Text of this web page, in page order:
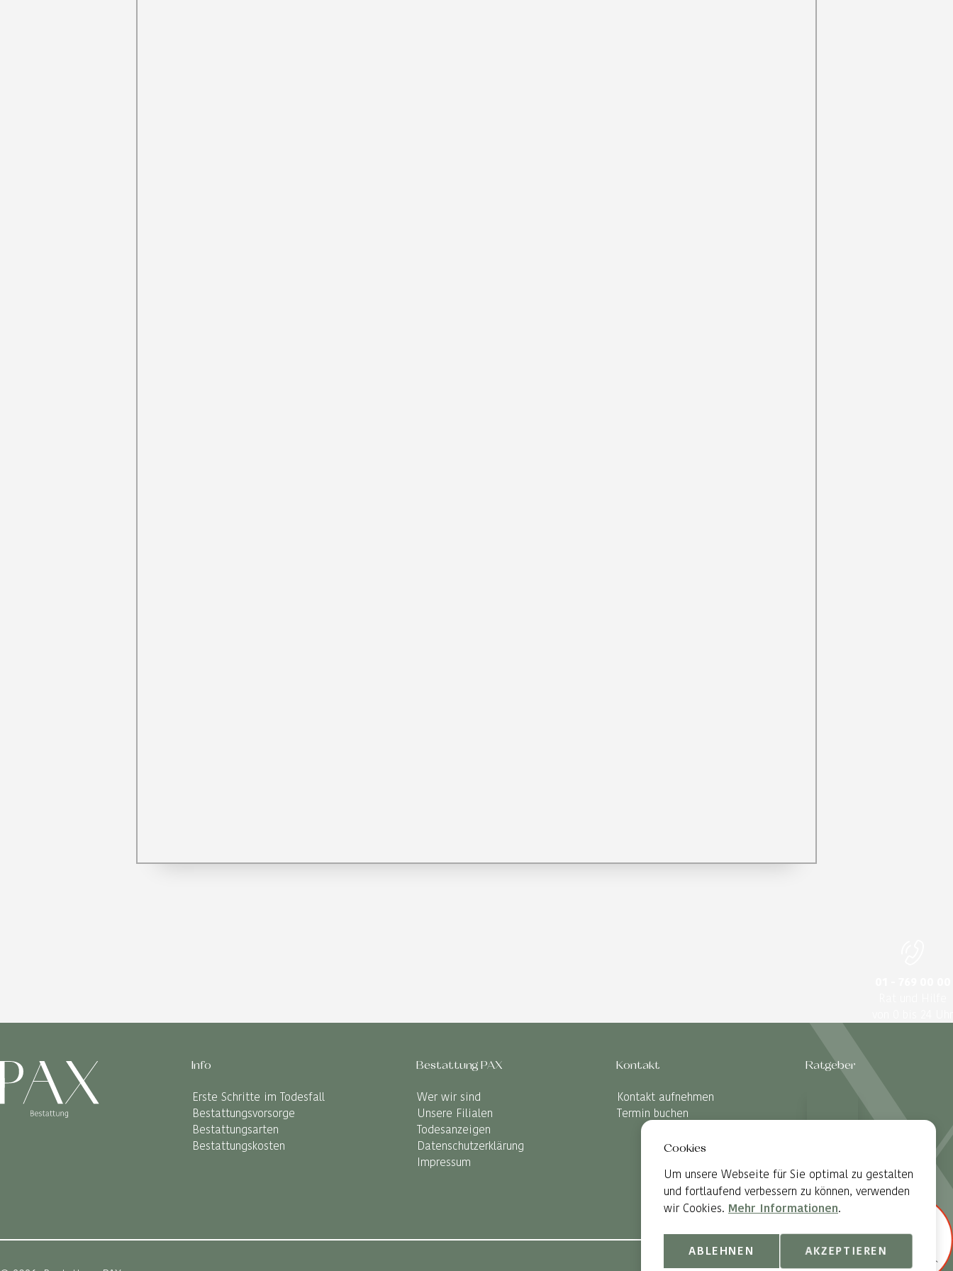
Info
Erste Schritte im Todesfall
Bestattungsvorsorge
Bestattungsarten
Bestattungskosten
Bestattung PAX
Wer wir sind
Unsere Filialen
Todesanzeigen
Datenschutzerklärung
Impressum
Kontakt
Kontakt aufnehmen
Termin buchen
Ratgeber
Cookies
Um unsere Webseite für Sie optimal zu gestalten
und fortlaufend verbessern zu können, verwenden
wir Cookies. Mehr Informationen.
AKZEPTIEREN
ABLEHNEN